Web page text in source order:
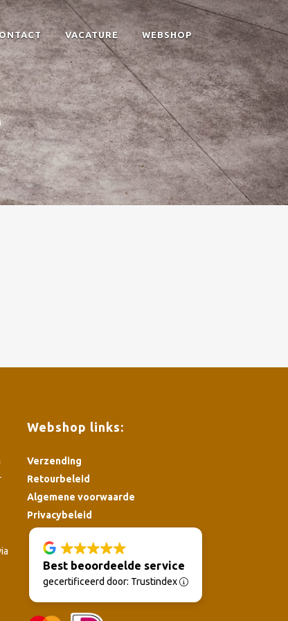
VACATURE WEBSHOP
Webshop links:
Verzending
Retourbeleid
Algemene voorwaarde
Privacybeleid
Best beoordeelde service
gecertificeerd door: Trustindex